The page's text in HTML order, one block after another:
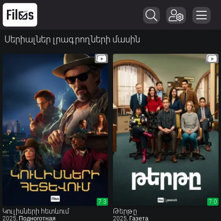
Սերիալներ լրագրողների մասին
7.3
7.3
Կուլիսների հետևում
2025, Подноготная
7.0
7.0
Թերթը
2025, Газета